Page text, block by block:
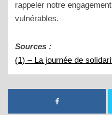
rappeler notre
vulnérables.
Sources :
(1) – La journée de